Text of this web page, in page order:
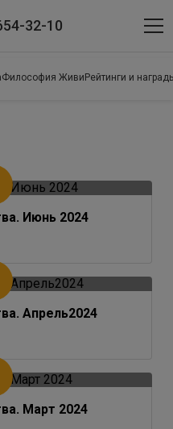
32-10
Философия Живи Рейтинги и
Июнь 2024
Апрель2024
Март 2024